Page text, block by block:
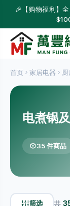
🎉【购物福利】
首页 家居电器
电煮锅
35 件商品
筛选 共